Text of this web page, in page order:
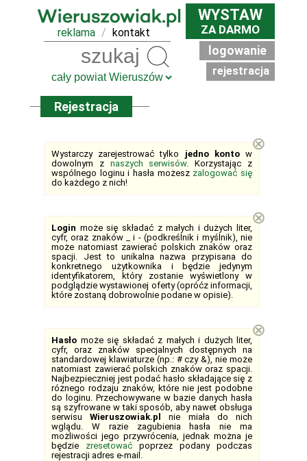
reklama / kontakt
WYSTAW
ZA DARMO
logowanie
rejestracja
Rejestracja
Wystarczy zarejestrować tylko jedno kontow
dowolnym z naszych serwisów. Korzystając z
wspólnego loginu i hasła możesz zalogować się
do każdego z nich!
⊗
Login może się składać z małych i dużych liter,
cyfr, oraz znaków _ i - (podkreślnik i myślnik), nie
może natomiast zawierać polskich znaków oraz
spacji. Jest to unikalna nazwa przypisana do
konkretnego użytkownika i będzie jedynym
identyfikatorem, który zostanie wyświetlony w
podglądzie wystawionej oferty (opróćz informacji,
które zostaną dobrowolnie podane w opisie).
⊗
Hasło może się składać z małych i dużych liter,
cyfr, oraz znaków specjalnych dostępnych na
standardowej klawiaturze (np.: # czy &), nie może
natomiast zawierać polskich znaków oraz spacji.
Najbezpieczniej jest podać hasło składające się z
różnego rodzaju znaków, które nie jest podobne
do loginu. Przechowywane w bazie danych hasła
są szyfrowane w taki sposób, aby nawet obsługa
serwisuWieruszowiak.pl
nie miała do nich
wglądu. W razie zagubienia hasła nie ma
możliwości jego przywrócenia, jednak można je
będzie zresetować poprzez podany podczas
rejestracji adres e-mail.
⊗